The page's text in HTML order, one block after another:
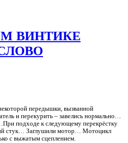
ВИНТИКЕ
передышки, вызванной
и перекурить – завелись нормально…
подходе к следующему перекрёстку
стук… Заглушили мотор… Мотоцикл
с выжатым сцеплением.